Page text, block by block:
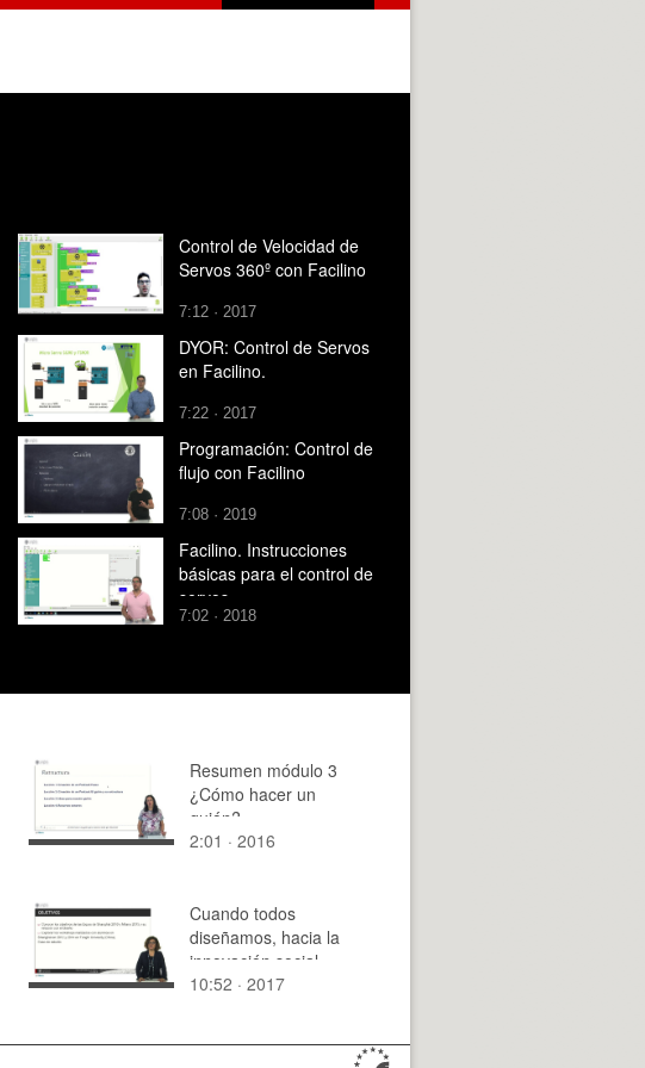
Control de Velocidad de
Servos 360º con Facilino
7:12 · 2017
DYOR: Control de Servos
en Facilino.
7:22 · 2017
Programación: Control de
flujo con Facilino
7:08 · 2019
Facilino. Instrucciones
básicas para el control de
servos
7:02 · 2018
Resumen módulo 3
¿Cómo hacer un
guión?
2:01 · 2016
Cuando todos
diseñamos, hacia la
innovación social.
Parte 2.
10:52 · 2017